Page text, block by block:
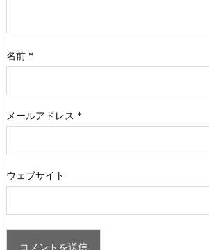
名前 *
メールアドレス *
ウェブサイト